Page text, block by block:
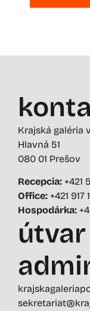
Krajská galéria
Hlavná 51
080 01 Prešov
Recepcia: +421
Office: +421 917
Hospodárka:
útvar